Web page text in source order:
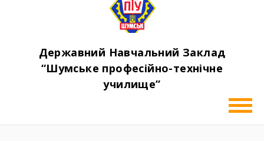
Державний Навчальний Заклад
“Шумське професійно-технічне
училище”